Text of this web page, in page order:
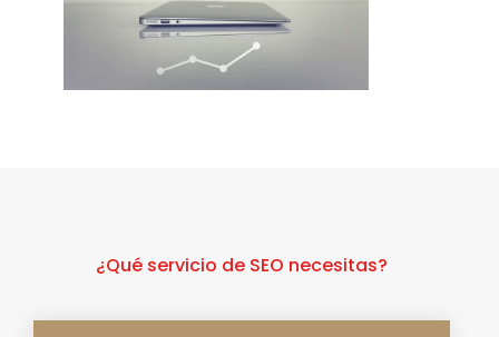
¿Qué servicio de SEO necesitas?